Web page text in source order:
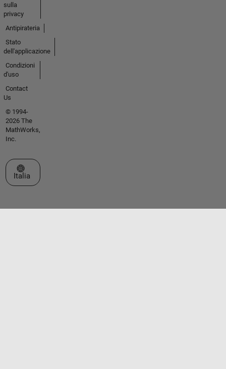
sulla
privacy
Antipirateria
Stato
dell'applicazione
Condizioni
d'uso
Contact
Us
© 1994-
2026 The
MathWorks,
Inc.
Seleziona un sito web
Italia